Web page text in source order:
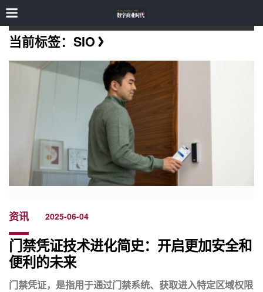
当前标签：SIO
资讯 2025-06-04
门禁凭证技术进化简史：开启更加安全和
便利的未来
门禁凭证，是指用于通过门禁系统、获取进入特定区域权限